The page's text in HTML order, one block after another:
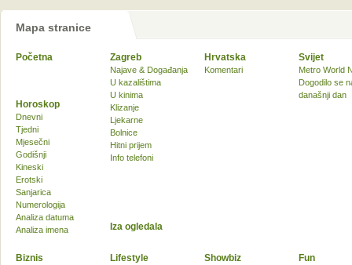
Mapa stranice
Početna Zagreb
Najave & Događanja
U kazalištima
U kinima
Klizanje
Ljekarne
Bolnice
Hitni prijem
Info telefoni
Hrvatska
Komentari
Svijet
Metro World
Dogodilo se
današnji dan
Biznis Lifestyle Showbiz Fun
Horoskop
Dnevni
Tjedni
Mjesečni
Godišnji
Kineski
Erotski
Sanjarica
Numerologija
Analiza datuma
Analiza imena
Iza ogledala